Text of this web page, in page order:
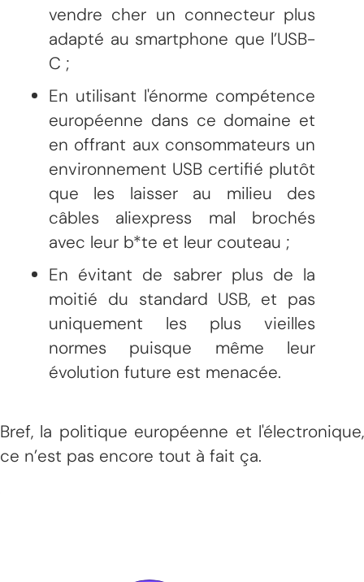
vendre cher un connecteur plus
adapté au smartphone que l’USB-
C ;
En utilisant l'énorme compétence
européenne dans ce domaine et
en offrant aux consommateurs un
environnement USB certifié plutôt
que les laisser au milieu des
câbles aliexpress mal brochés
avec leur b*te et leur couteau ;
En évitant de sabrer plus de la
moitié du standard USB, et pas
uniquement les plus vieilles
normes puisque même leur
évolution future est menacée.
Bref, la politique européenne et l'électronique,
ce n’est pas encore tout à fait ça.